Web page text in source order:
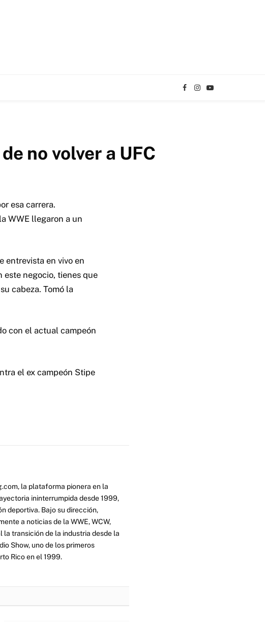
Facebook
Instagram
YouTube
no volver a UFC
esa carrera.
WWE llegaron a un
entrevista en vivo en
este negocio, tienes que
cabeza. Tomó la
con el actual campeón
el ex campeón Stipe
la plataforma pionera en la
ininterrumpida desde 1999,
deportiva. Bajo su dirección,
a noticias de la WWE, WCW,
la transición de la industria desde la
Show, uno de los primeros
Rico en el 1999.